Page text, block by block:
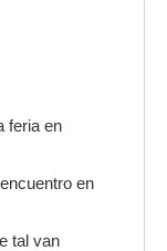
feria en
en
tal van